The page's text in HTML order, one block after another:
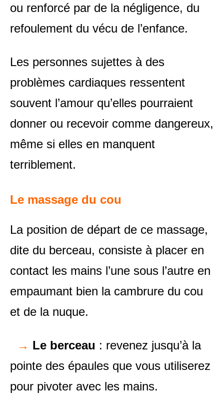
ou renforcé par de la négligence, du
refoulement du vécu de l’enfance.
Les personnes sujettes à des
problèmes cardiaques ressentent
souvent l’amour qu’elles pourraient
donner ou recevoir comme dangereux,
même si elles en manquent
terriblement.
Le massage du cou
La position de départ de ce massage,
dite du berceau, consiste à placer en
contact les mains l’une sous l’autre en
empaumant bien la cambrure du cou
et de la nuque.
→ Le berceau : revenez jusqu’à la
pointe des épaules que vous utiliserez
pour pivoter avec les mains.